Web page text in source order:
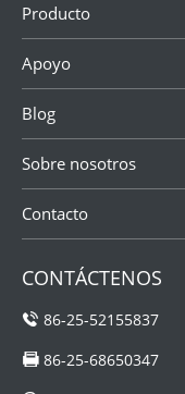
Producto
Apoyo
Blog
Sobre nosotros
Contacto
CONTÁCTENOS
86-25-52155837
86-25-68650347